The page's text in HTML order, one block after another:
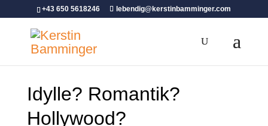
+43 650 5618246 lebendig@kerstinbamminger.com
Idylle? Romantik?
Hollywood?